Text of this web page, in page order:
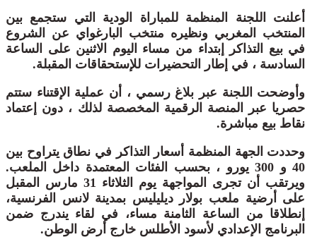
أعلنت اللجنة المنظمة للمباراة الودية التي ستجمع بين
المنتخب المغربي ونظيره منتخب البارغواي عن الشروع
في بيع التذاكر إبتداء من مساء اليوم الاثنين على الساعة
السادسة ، في إطار التحضيرات للإستحقاقات المقبلة.
وأوضحت اللجنة عبر بلاغ رسمي ، أن عملية الإقتناء ستتم
حصريا عبر المنصة الرقمية المخصصة لذلك ، دون إعتماد
نقاط بيع مباشرة.
وحددت الجهة المنظمة أسعار التذاكر في نطاق يتراوح بين
40 و 300 يورو ، بحسب الفئات المعتمدة داخل الملعب.
ويرتقب أن تجرى المواجهة يوم الثلاثاء 31 مارس المقبل
على أرضية ملعب بولار ديليليس بمدينة لانس الفرنسية،
إنطلاقا من الساعة الثامنة مساء، في لقاء يندرج ضمن
البرنامج الإعدادي لأسود الأطلس خارج أرض الوطن.